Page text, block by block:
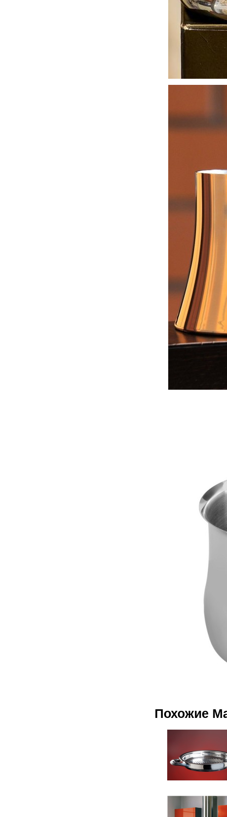
Похожие